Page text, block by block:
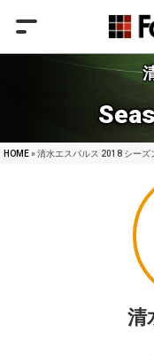
HOME» 清水エスパルス 2018 シーズ
清